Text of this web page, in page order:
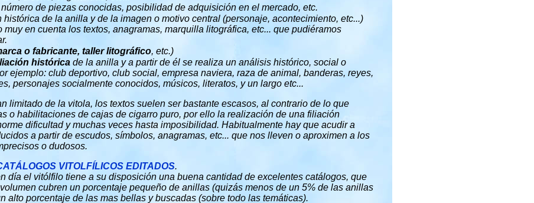
de piezas conocidas, posibilidad de adquisición en el mercado, etc.
histórica de la anilla y de la imagen o motivo central (personaje, acontecimiento, etc...)
muy en cuenta los textos, anagramas, marquilla litográfica, etc... que pudiéramos
o fabricante, taller litográfico, etc.)
histórica de la anilla y a partir de él se realiza un análisis histórico, social o
ejemplo: club deportivo, club social, empresa naviera, raza de animal, banderas, reyes,
personajes socialmente conocidos, músicos, literatos, y un largo etc...
limitado de la vitola, los textos suelen ser bastante escasos, al contrario de lo que
o habilitaciones de cajas de cigarro puro, por ello la realización de una filiación
dificultad y muchas veces hasta imposibilidad. Habitualmente hay que acudir a
a partir de escudos, símbolos, anagramas, etc... que nos lleven o aproximen a los
o dudosos.
VITOLFÍLICOS EDITADOS.
día el vitólfilo tiene a su disposición una buena cantidad de excelentes catálogos, que
cubren un porcentaje pequeño de anillas (quizás menos de un 5% de las anillas
alto porcentaje de las mas bellas y buscadas (sobre todo las temáticas).